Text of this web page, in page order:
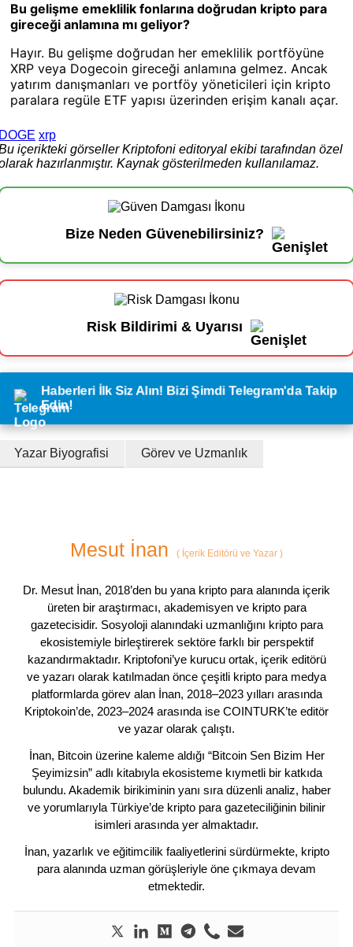
Bu gelişme emeklilik fonlarına doğrudan kripto para
gireceği anlamına mı geliyor?
Hayır. Bu gelişme doğrudan her emeklilik portföyüne
XRP veya Dogecoin gireceği anlamına gelmez. Ancak
yatırım danışmanları ve portföy yöneticileri için kripto
paralara regüle ETF yapısı üzerinden erişim kanalı açar.
xrp
içerikteki görseller Kriptofoni editoryal ekibi tarafından özel
hazırlanmıştır. Kaynak gösterilmeden kullanılamaz.
Bize Neden Güvenebilirsiniz?
Risk Bildirimi & Uyarısı
Haberleri İlk Siz Alın! Bizi Şimdi Telegram'da Takip
Edin!
Yazar Biyografisi Görev ve Uzmanlık
Mesut İnan ( İçerik Editörü ve Yazar )
Dr. Mesut İnan, 2018’den bu yana kripto para alanında içerik
üreten bir araştırmacı, akademisyen ve kripto para
gazetecisidir. Sosyoloji alanındaki uzmanlığını kripto para
ekosistemiyle birleştirerek sektöre farklı bir perspektif
kazandırmaktadır. Kriptofoni’ye kurucu ortak, içerik editörü
ve yazarı olarak katılmadan önce çeşitli kripto para medya
platformlarda görev alan İnan, 2018–2023 yılları arasında
Kriptokoin’de, 2023–2024 arasında ise COINTURK’te editör
ve yazar olarak çalıştı.
İnan, Bitcoin üzerine kaleme aldığı “Bitcoin Sen Bizim Her
Şeyimizsin” adlı kitabıyla ekosisteme kıymetli bir katkıda
bulundu. Akademik birikiminin yanı sıra düzenli analiz, haber
ve yorumlarıyla Türkiye’de kripto para gazeteciliğinin bilinir
isimleri arasında yer almaktadır.
İnan, yazarlık ve eğitimcilik faaliyetlerini sürdürmekte, kripto
para alanında uzman görüşleriyle öne çıkmaya devam
etmektedir.